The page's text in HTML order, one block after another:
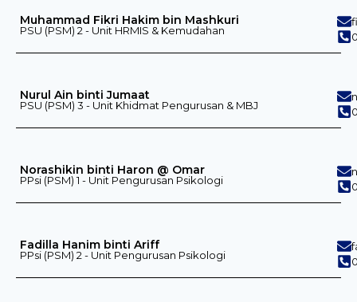
Muhammad Fikri Hakim bin Mashkuri
PSU (PSM) 2 - Unit HRMIS & Kemudahan
Nurul Ain binti Jumaat
PSU (PSM) 3 - Unit Khidmat Pengurusan & MBJ
Norashikin binti Haron @ Omar
PPsi (PSM) 1 - Unit Pengurusan Psikologi
Fadilla Hanim binti Ariff
PPsi (PSM) 2 - Unit Pengurusan Psikologi